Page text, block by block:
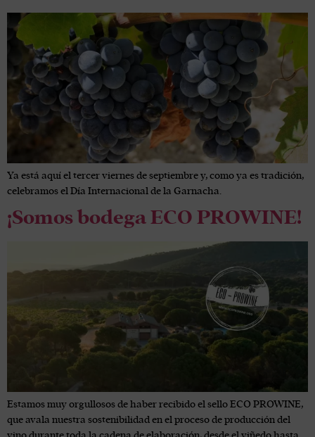
Ya está aquí el tercer viernes de septiembre y, como ya es tradición,
celebramos el Día Internacional de la Garnacha.
¡Somos bodega ECO PROWINE!
Estamos muy orgullosos de haber recibido el sello ECO PROWINE,
que avala nuestra sostenibilidad en el proceso de producción del